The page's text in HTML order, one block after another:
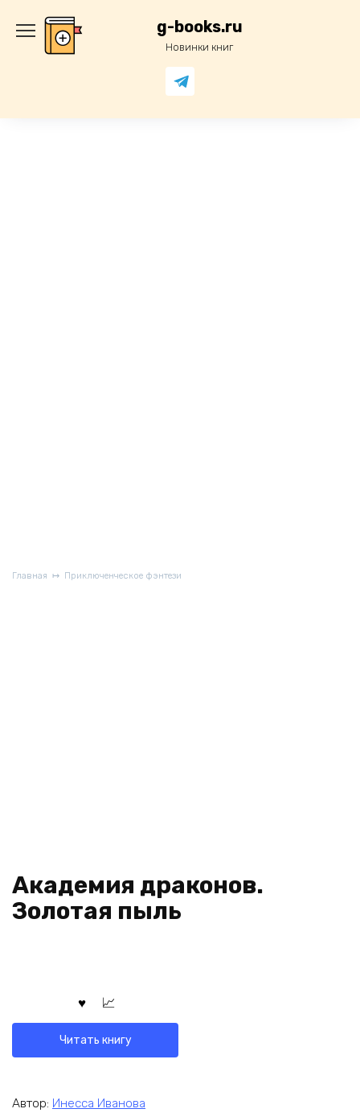
содержанию
g-books.ru
Новинки книг
Главная Приключенческое фэнтези
Академия драконов.
Золотая пыль
Читать книгу
Автор: Инесса Иванова